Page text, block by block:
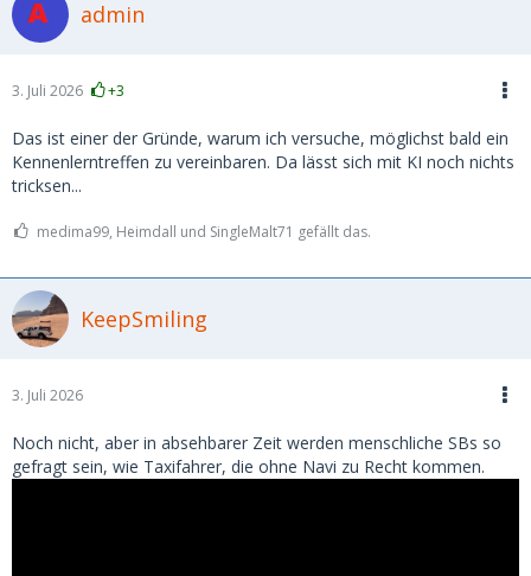
admin
3. Juli 2026 +3
Das ist einer der Gründe, warum ich versuche, möglichst bald ein
Kennenlerntreffen zu vereinbaren. Da lässt sich mit KI noch nichts
tricksen...
medima99, Heimdall und SingleMalt71 gefällt das.
KeepSmiling
3. Juli 2026
Noch nicht, aber in absehbarer Zeit werden menschliche SBs so
gefragt sein, wie Taxifahrer, die ohne Navi zu Recht kommen.